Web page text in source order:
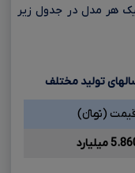
هر مدل در جدول زیر
تولید مختلف
(تومانءءء)
میلیارد